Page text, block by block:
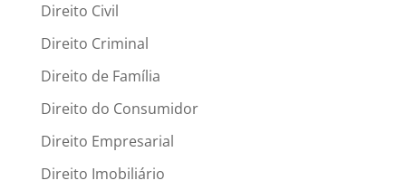
Direito Civil
Direito Criminal
Direito de Família
Direito do Consumidor
Direito Empresarial
Direito Imobiliário